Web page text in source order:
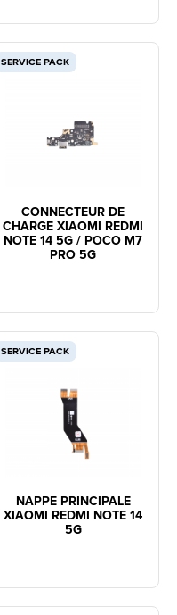
SERVICE PACK
CONNECTEUR DE
CHARGE XIAOMI REDMI
NOTE 14 5G / POCO M7
PRO 5G
SERVICE PACK
NAPPE PRINCIPALE
XIAOMI REDMI NOTE 14
5G